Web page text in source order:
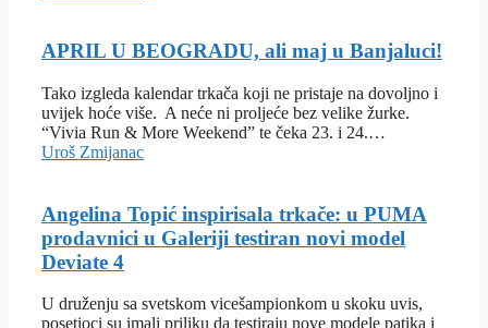
APRIL U BEOGRADU, ali maj u Banjaluci!
Tako izgleda kalendar trkača koji ne pristaje na dovoljno i
uvijek hoće više. A neće ni proljeće bez velike žurke.
“Vivia Run & More Weekend” te čeka 23. i 24.…
Uroš Zmijanac
Angelina Topić inspirisala trkače: u PUMA
prodavnici u Galeriji testiran novi model
Deviate 4
U druženju sa svetskom vicešampionkom u skoku uvis,
posetioci su imali priliku da testiraju nove modele patika i